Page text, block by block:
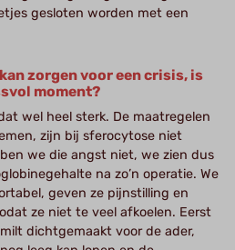
gesloten worden met een
zorgen voor een crisis, is
moment?
wel heel sterk. De maatregelen
zijn bij sferocytose niet
we die angst niet, we zien dus
na zo’n operatie. We
geven ze pijnstilling en
ze niet te veel afkoelen. Eerst
dichtgemaakt voor de ader,